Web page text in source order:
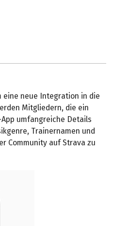
eine neue Integration in die
Mitgliedern, die ein
umfangreiche Details
Trainernamen und
Community auf Strava zu